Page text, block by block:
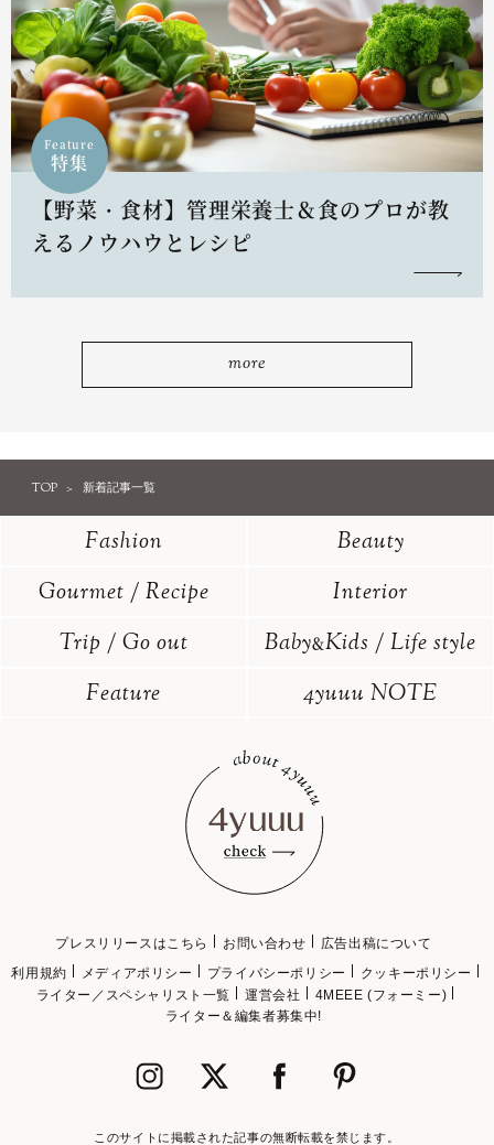
Feature
特集
【野菜・食材】管理栄養士＆食のプロが教
えるノウハウとレシピ
more
TOP 新着記事一覧
Fashion
Beauty
Gourmet / Recipe
Interior
Trip / Go out
Baby&Kids / Life style
Feature
4yuuu NOTE
プレスリリースはこちら お問い合わせ
広告出稿について
利用規約
メディアポリシー プライバシーポリシー
クッキーポリシー
ライター／スペシャリスト一覧
運営会社
4MEEE (フォーミー)
ライター＆編集者募集中!
このサイトに掲載された記事の無断転載を禁じます。